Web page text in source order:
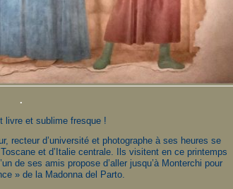
.
livre et sublime fresque !
recteur d’université et photographe à ses heures se
et d’Italie centrale. Ils visitent en ce printemps
de ses amis propose d’aller jusqu’à Monterchi pour
» de la Madonna del Parto.